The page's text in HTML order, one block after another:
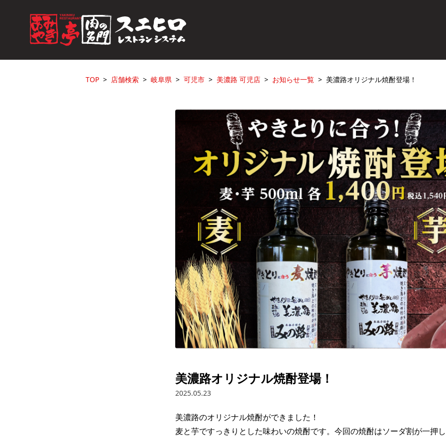
TOP 店舗検索 岐阜県 可児市 美濃路 可児店 お知らせ一覧 美濃路オリジナル焼酎登場！
美濃路オリジナル焼酎登場！
2025.05.23
美濃路のオリジナル焼酎ができました！
麦と芋ですっきりとした味わいの焼酎です。今回の焼酎はソーダ割が一押